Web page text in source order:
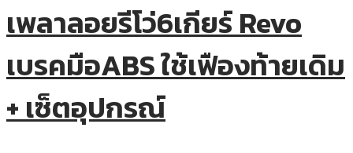
เพลาลอยรีโว่6เกียร์ Revo
เบรคมือABS ใช้เฟืองท้ายเดิม
+ เซ็ตอุปกรณ์